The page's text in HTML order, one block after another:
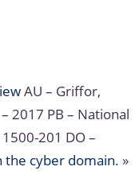
AU – Griffor,
2017 PB – National
201 DO –
the cyber domain. »